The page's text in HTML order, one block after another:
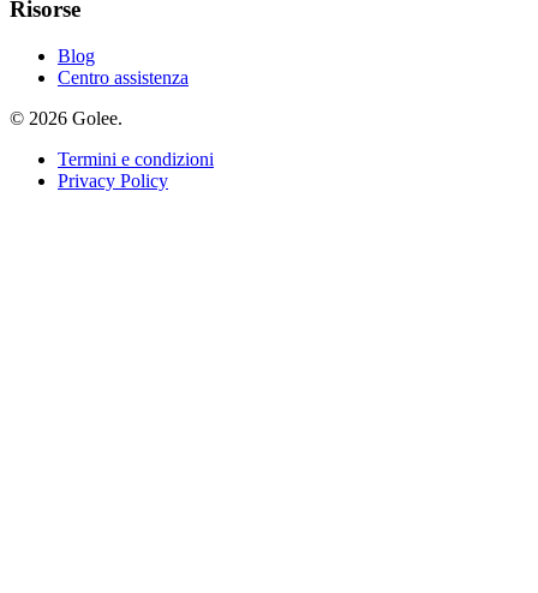
Risorse
Blog
Centro assistenza
© 2026 Golee.
Termini e condizioni
Privacy Policy